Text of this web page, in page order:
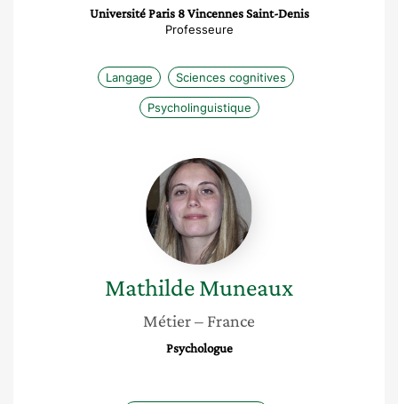
Université Paris 8 Vincennes Saint-Denis
Professeure
Langage Sciences cognitives
Psycholinguistique
Mathilde
Muneaux
MathildeMuneaux
Métier– France
Psychologue